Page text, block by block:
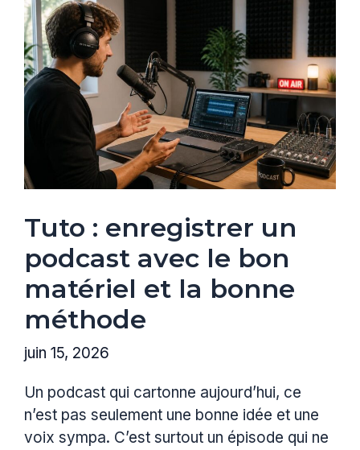
Tuto : enregistrer un
podcast avec le bon
matériel et la bonne
méthode
juin 15, 2026
Un podcast qui cartonne aujourd’hui, ce
n’est pas seulement une bonne idée et une
voix sympa. C’est surtout un épisode qui ne